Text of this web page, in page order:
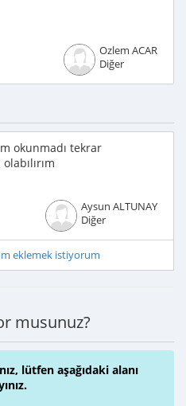
Ozlem ACAR
Diğer
okunmadı tekrar
Aysun ALTUNAY
Diğer
eklemek istiyorum
musunuz?
lütfen aşağıdaki alanı